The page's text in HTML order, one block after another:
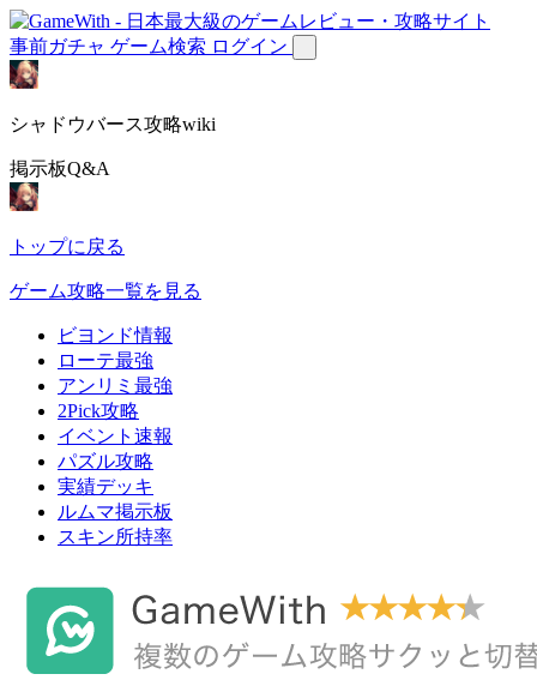
事前ガチャ ゲーム検索 ログイン
シャドウバース攻略wiki
掲示板Q&A
トップに戻る
ゲーム攻略一覧を見る
ビヨンド情報
ローテ最強
アンリミ最強
2Pick攻略
イベント速報
パズル攻略
実績デッキ
ルムマ掲示板
スキン所持率